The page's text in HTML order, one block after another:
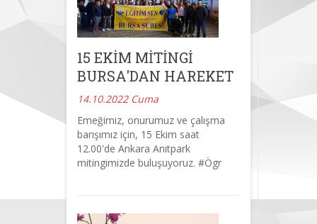
15 EKİM MİTİNGİ
BURSA'DAN HAREKET
14.10.2022 Cuma
Emeğimiz, onurumuz ve çalışma
barışımız için, 15 Ekim saat
12.00'de Ankara Anıtpark
mitingimizde buluşuyoruz. #Ögr